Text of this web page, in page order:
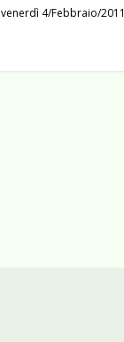
venerdì 4/Febbraio/2011